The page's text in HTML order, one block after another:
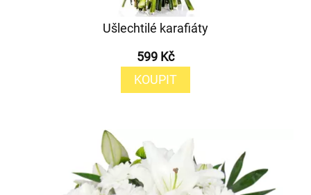
Ušlechtilé karafiáty
599 Kč
KOUPIT